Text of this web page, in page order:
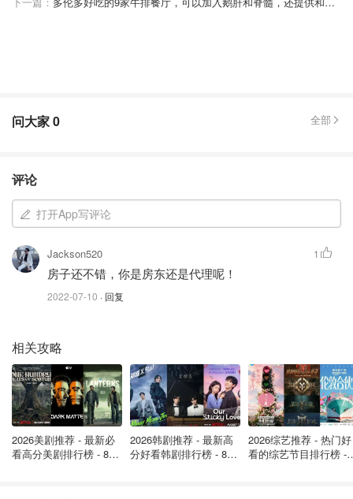
足。
白橡木人字形木地板令人惊叹，为空间增添了巴黎调性。
问大家0 全部
评论
打开App写评论
Jackson520
房子还不错，你是房东还是代理呢！
2022-07-10 · 回复
1
相关攻略
2026美剧推荐 - 最新必
看高分美剧排行榜 - 8月
2026韩剧推荐 - 最新高
分好看韩剧排行榜 - 8月
2026综艺推荐 - 热门好
看的综艺节目排行榜 -